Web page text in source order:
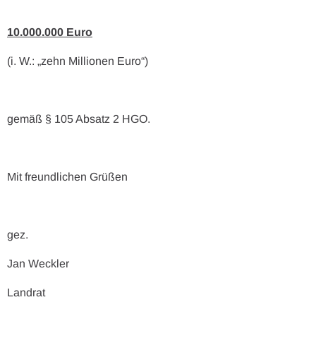
10.000.000 Euro
(i. W.: „zehn Millionen Euro“)
gemäß § 105 Absatz 2 HGO.
Mit freundlichen Grüßen
gez.
Jan Weckler
Landrat